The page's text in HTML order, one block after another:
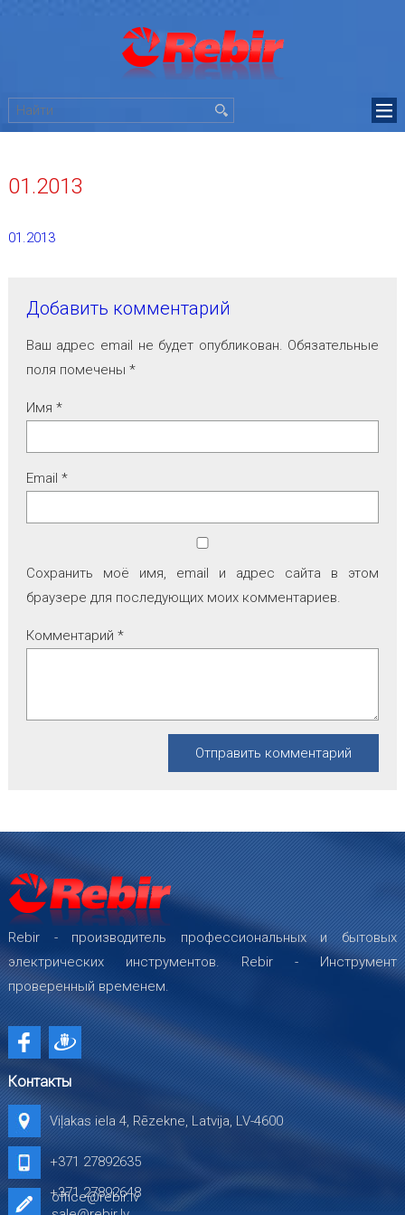
01.2013
01.2013
Добавить комментарий
Ваш адрес email не будет опубликован. Обязательные
поля помечены *
Имя *
Email *
Сохранить моё имя, email и адрес сайта в этом
браузере для последующих моих комментариев.
Комментарий *
Rebir - производитель профессиональных и бытовых
электрических инструментов. Rebir - Инструмент
проверенный временем.
Контакты
Viļakas iela 4, Rēzekne, Latvija, LV-4600
+371 27892635
+371 27892648
office@rebir.lv